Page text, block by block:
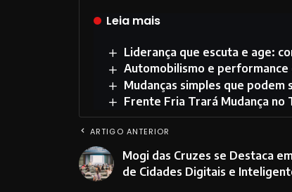
Leia mais
Liderança que escuta e age:
Automobilismo e performance
Mudanças simples que
Frente Fria Trará Mudança no
ARTIGO ANTERIOR
Mogi das Cruzes se Destaca
de Cidades Digitais e